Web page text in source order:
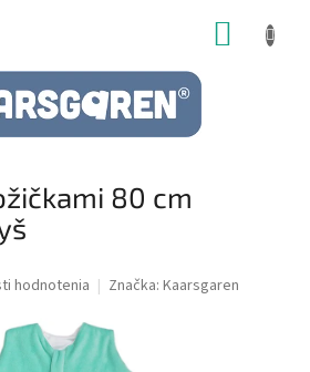
80 cm
hodnotenia Značka: Kaarsgaren